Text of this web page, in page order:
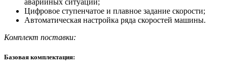
аварийных ситуаций;
Цифровое ступенчатое и плавное задание скорости;
Автоматическая настройка ряда скоростей машины.
Комплект поставки:
Базовая комплектация: